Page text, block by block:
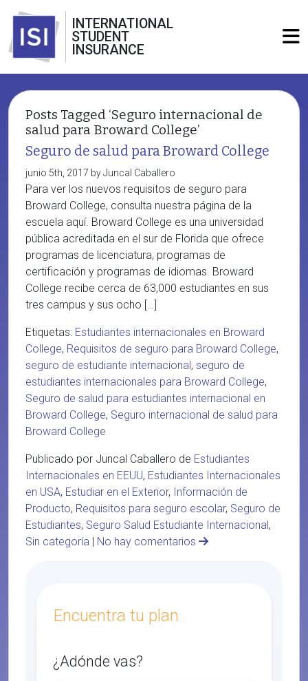
INTERNATIONAL
STUDENT
INSURANCE
Posts Tagged ‘Seguro internacional de
salud para Broward College’
Seguro de salud para Broward College
junio 5th, 2017 by Juncal Caballero
Para ver los nuevos requisitos de seguro para
Broward College, consulta nuestra página de la
escuela aquí. Broward College es una universidad
pública acreditada en el sur de Florida que ofrece
programas de licenciatura, programas de
certificación y programas de idiomas. Broward
College recibe cerca de 63,000 estudiantes en sus
tres campus y sus ocho […]
Etiquetas: Estudiantes internacionales en Broward
College, Requisitos de seguro para Broward College,
seguro de estudiante internacional, seguro de
estudiantes internacionales para Broward College,
Seguro de salud para estudiantes internacional en
Broward College, Seguro internacional de salud para
Broward College
Publicado por Juncal Caballero de Estudiantes
Internacionales en EEUU, Estudiantes Internacionales
en USA, Estudiar en el Exterior, Información de
Producto, Requisitos para seguro escolar, Seguro de
Estudiantes, Seguro Salud Estudiante Internacional,
Sin categoría | No hay comentarios
Encuentra tu plan
¿Adónde vas?